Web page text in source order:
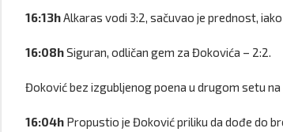
16:13hAlkaras vodi 3:2, sačuvao je prednost,
16:08hSiguran, odličan gem za Đokovića – 2:2.
Đoković bez izgubljenog poena u drugom setu
16:04h Propustio je Đoković priliku da dođe do